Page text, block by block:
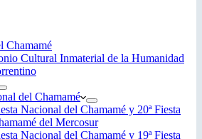
Chamamé
Cultural Inmaterial de la Humanidad
del Chamamé
Nacional del Chamamé y 20ª Fiesta
del Mercosur
Nacional del Chamamé y 19ª Fiesta